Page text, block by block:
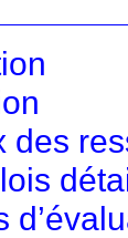
des